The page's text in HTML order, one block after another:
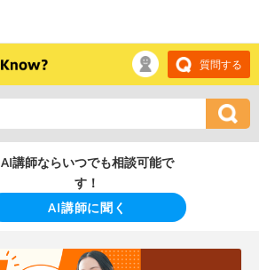
質問する
AI講師ならいつでも相談可能で
す！
AI講師に聞く